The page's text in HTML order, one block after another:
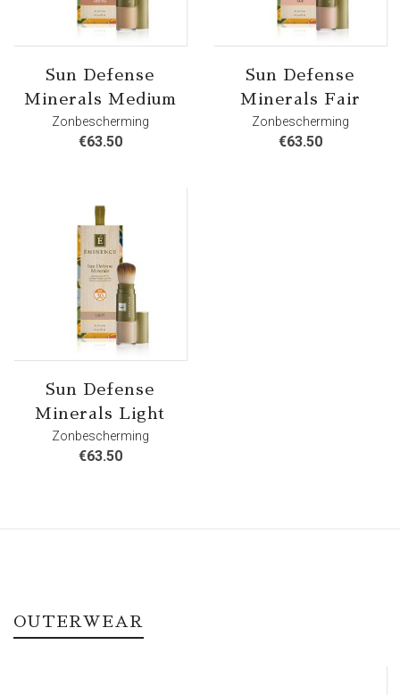
Sun Defense
Minerals Medium
Zonbescherming
€63.50
Sun Defense
Minerals Fair
Zonbescherming
€63.50
Sun Defense
Minerals Light
Zonbescherming
€63.50
OUTERWEAR